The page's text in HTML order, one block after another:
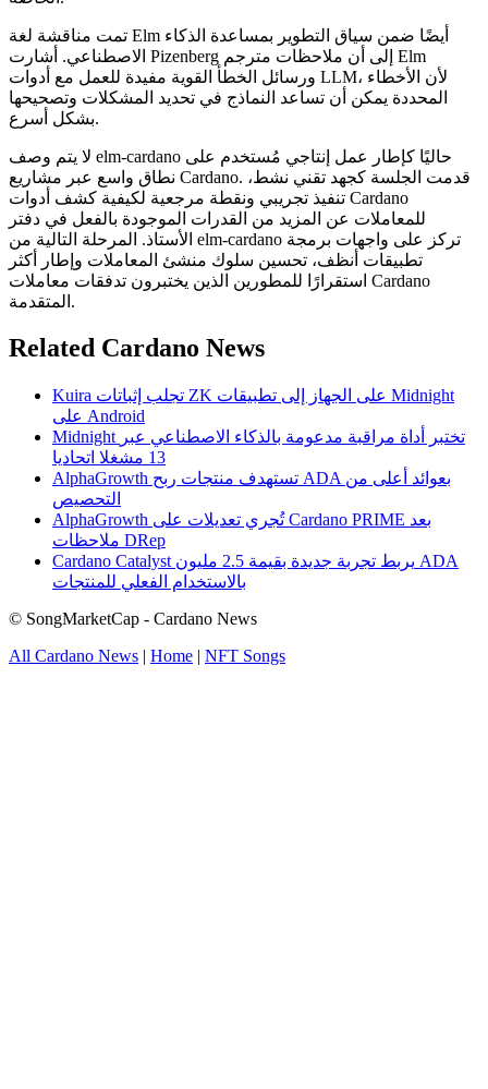
تمت مناقشة لغة Elm أيضًا ضمن سياق التطوير بمساعدة الذكاء
الاصطناعي. أشارت Pizenberg إلى أن ملاحظات مترجم Elm
ورسائل الخطأ القوية مفيدة للعمل مع أدوات LLM، لأن الأخطاء
المحددة يمكن أن تساعد النماذج في تحديد المشكلات وتصحيحها
بشكل أسرع.
لا يتم وصف elm-cardano حاليًا كإطار عمل إنتاجي مُستخدم على
نطاق واسع عبر مشاريع Cardano. قدمت الجلسة كجهد تقني نشط،
تنفيذ تجريبي ونقطة مرجعية لكيفية كشف أدوات Cardano
للمعاملات عن المزيد من القدرات الموجودة بالفعل في دفتر
الأستاذ. المرحلة التالية من elm-cardano تركز على واجهات برمجة
تطبيقات أنظف، تحسين سلوك منشئ المعاملات وإطار أكثر
استقرارًا للمطورين الذين يختبرون تدفقات معاملات Cardano
المتقدمة.
Related Cardano News
Kuira تجلب إثباتات ZK على الجهاز إلى تطبيقات Midnight
على Android
Midnight تختبر أداة مراقبة مدعومة بالذكاء الاصطناعي عبر
13 مشغلا اتحاديا
AlphaGrowth تستهدف منتجات ربح ADA بعوائد أعلى من
التحصيص
AlphaGrowth تُجري تعديلات على Cardano PRIME بعد
ملاحظات DRep
Cardano Catalyst يربط تجربة جديدة بقيمة 2.5 مليون ADA
بالاستخدام الفعلي للمنتجات
© SongMarketCap - Cardano News
All Cardano News | Home | NFT Songs